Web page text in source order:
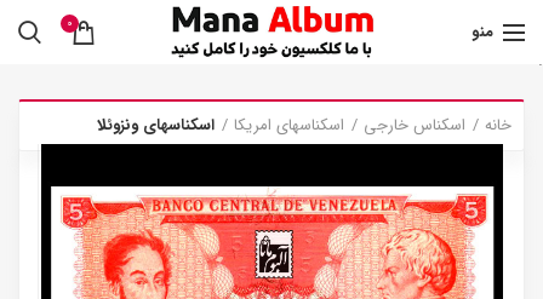
منو 0
.
خانه اسکناس خارجی اسکناسهای امریکا اسکناسهای ونزوئلا